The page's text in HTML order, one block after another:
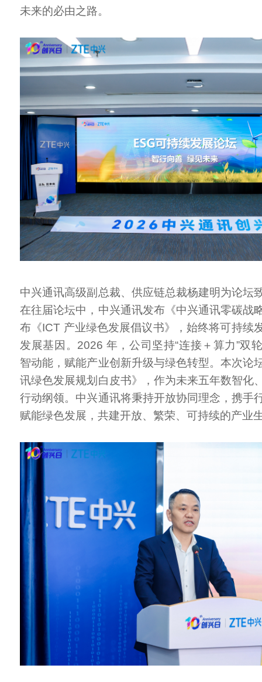
未来的必由之路。
中兴通讯高级副总裁、供应链总裁杨建明为论坛
在往届论坛中，中兴通讯发布《中兴通讯零碳战
布《ICT 产业绿色发展倡议书》，始终将可持续
发展基因。2026 年，公司坚持“连接＋算力”双
智动能，赋能产业创新升级与绿色转型。本次论
讯绿色发展规划白皮书》，作为未来五年数智化
行动纲领。中兴通讯将秉持开放协同理念，携手
赋能绿色发展，共建开放、繁荣、可持续的产业